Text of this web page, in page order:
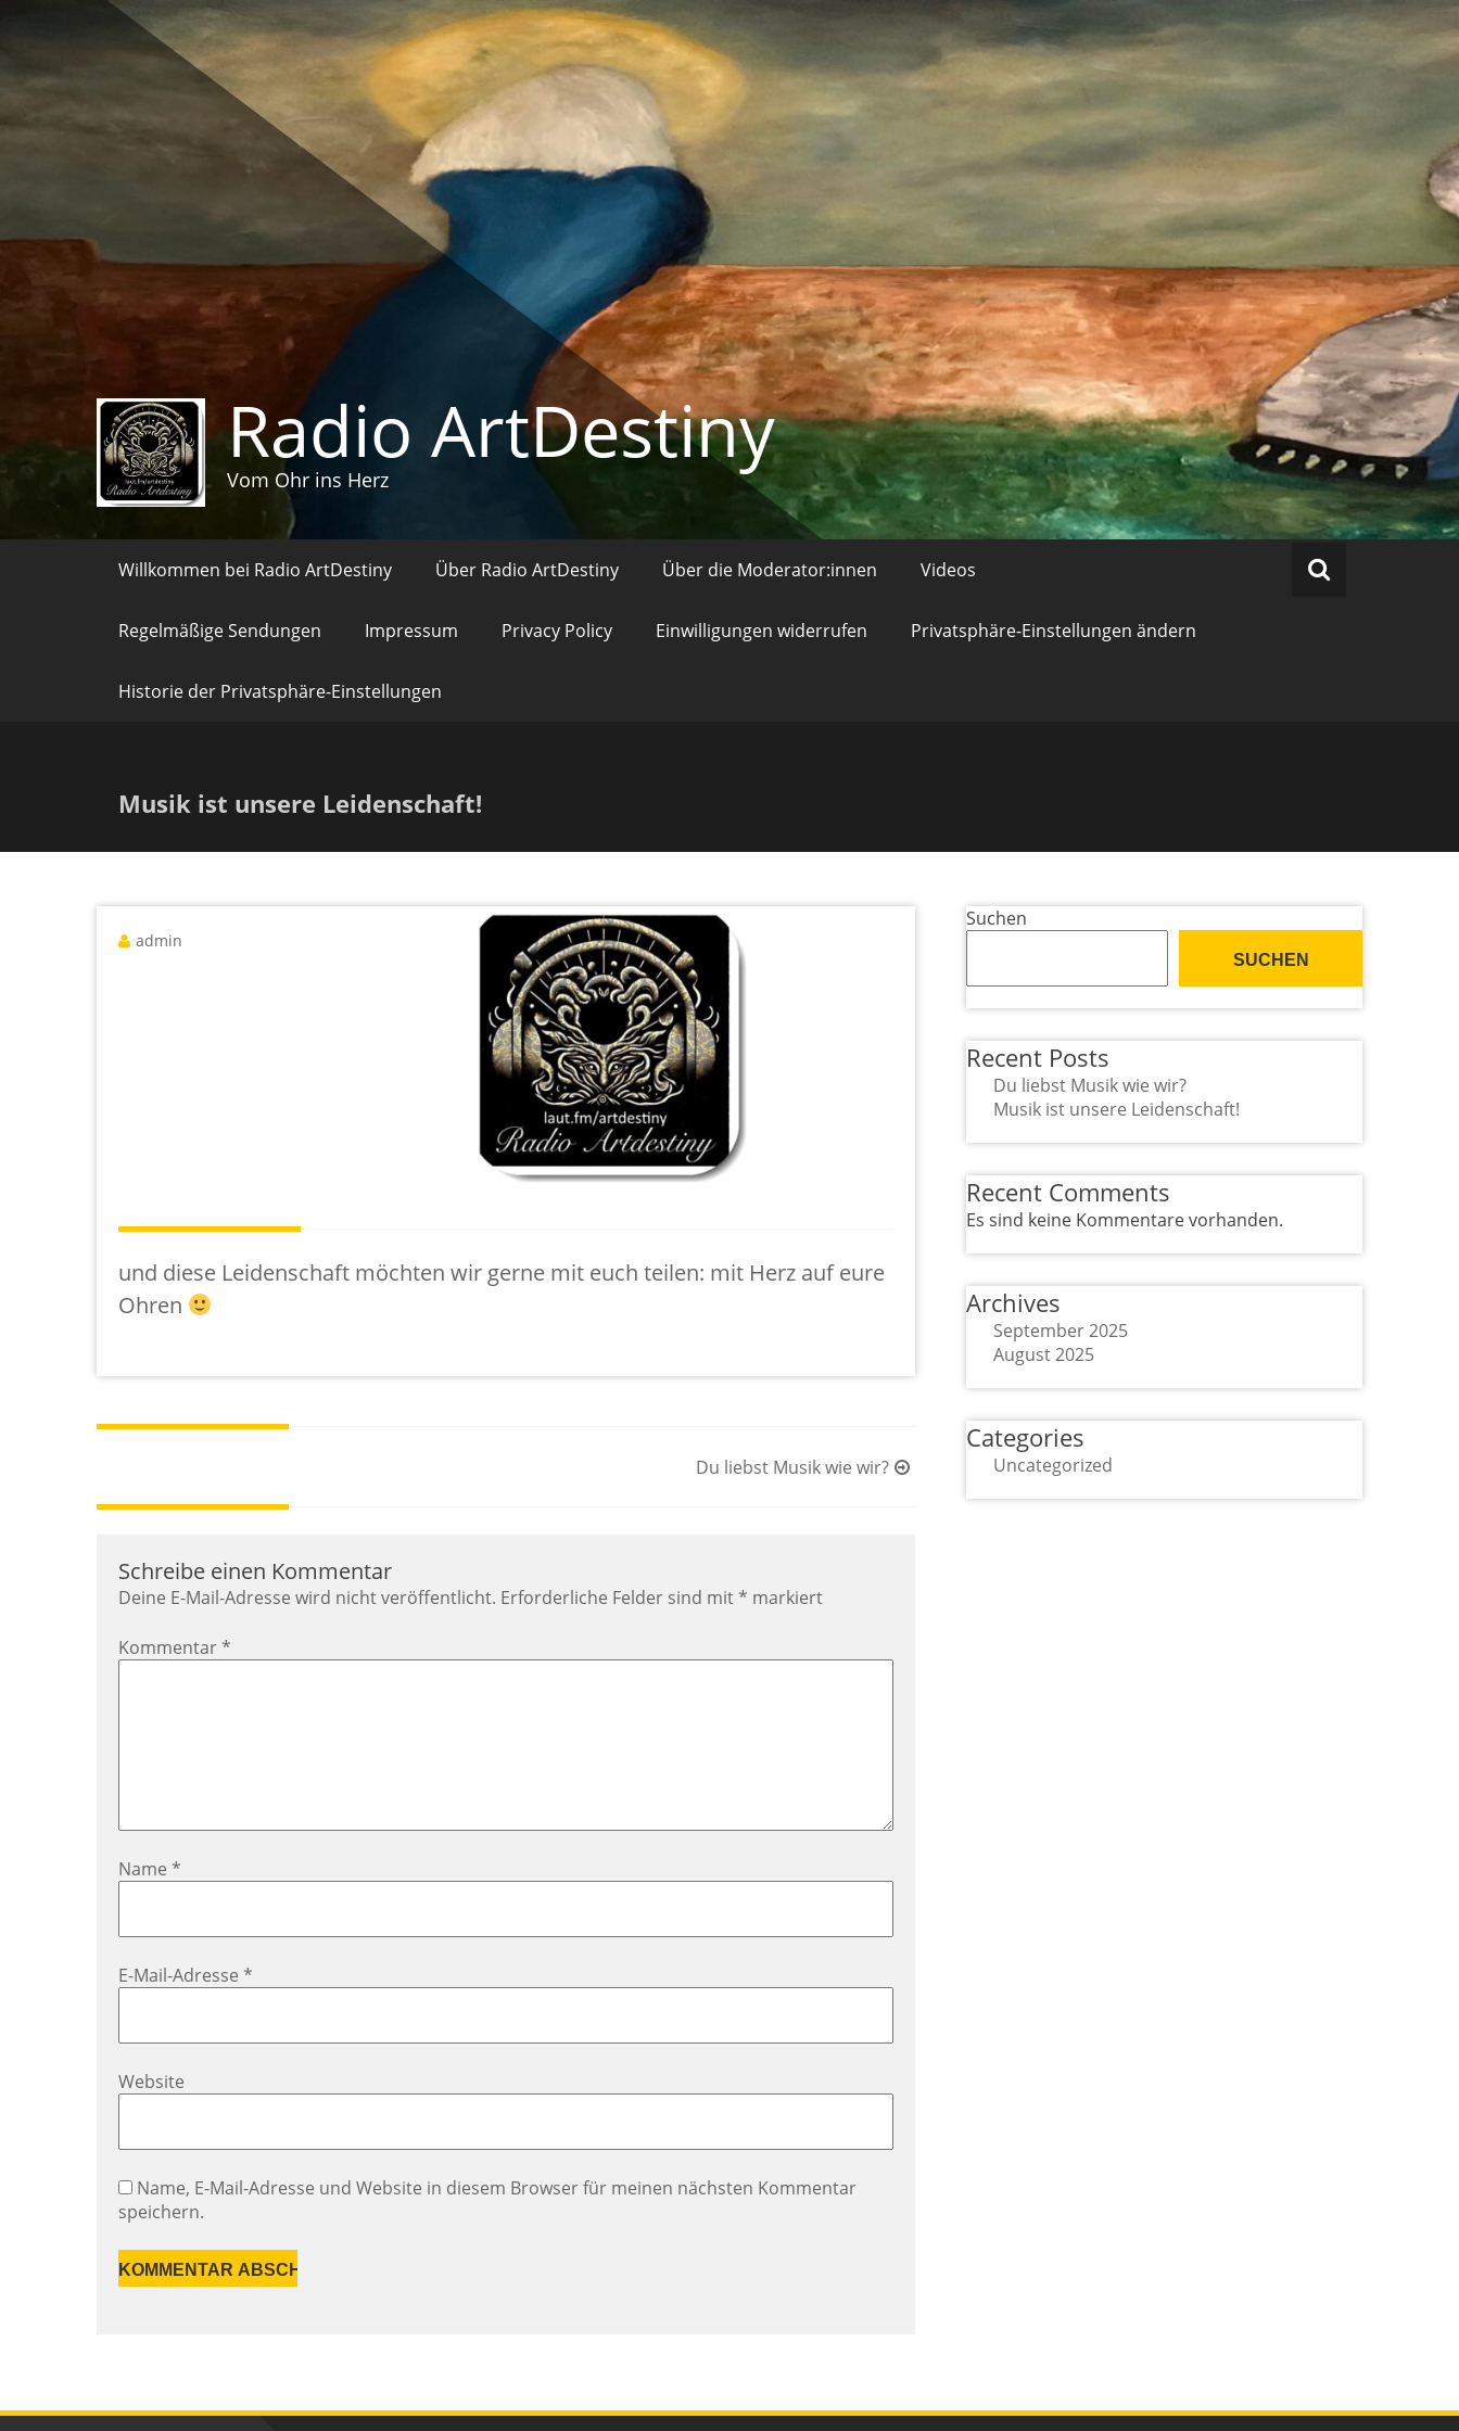
Radio ArtDestiny
Vom Ohr ins Herz
Willkommen bei Radio ArtDestiny Über Radio ArtDestiny Über die Moderator:innen Videos
Regelmäßige Sendungen Impressum Privacy Policy Einwilligungen widerrufen Privatsphäre-Einstellungen ändern
Historie der Privatsphäre-Einstellungen
Musik ist unsere Leidenschaft!
admin
und diese Leidenschaft möchten wir gerne mit euch teilen: mit Herz auf eure
Ohren
Du liebst Musik wie wir?
Schreibe einen Kommentar
Deine E-Mail-Adresse wird nicht veröffentlicht. Erforderliche Felder sind mit * markiert
Kommentar *
Name *
E-Mail-Adresse *
Website
Name, E-Mail-Adresse und Website in diesem Browser für meinen nächsten Kommentar
speichern.
Suchen
SUCHEN
Recent Posts
Du liebst Musik wie wir?
Musik ist unsere Leidenschaft!
Recent Comments
Es sind keine Kommentare vorhanden.
Archives
September 2025
August 2025
Categories
Uncategorized